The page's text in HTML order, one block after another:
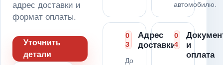
адрес доставки и
формат оплаты.
Уточнить
детали
автомобилю.
0
3
Адрес
доставки
До
0
4
и
оплата